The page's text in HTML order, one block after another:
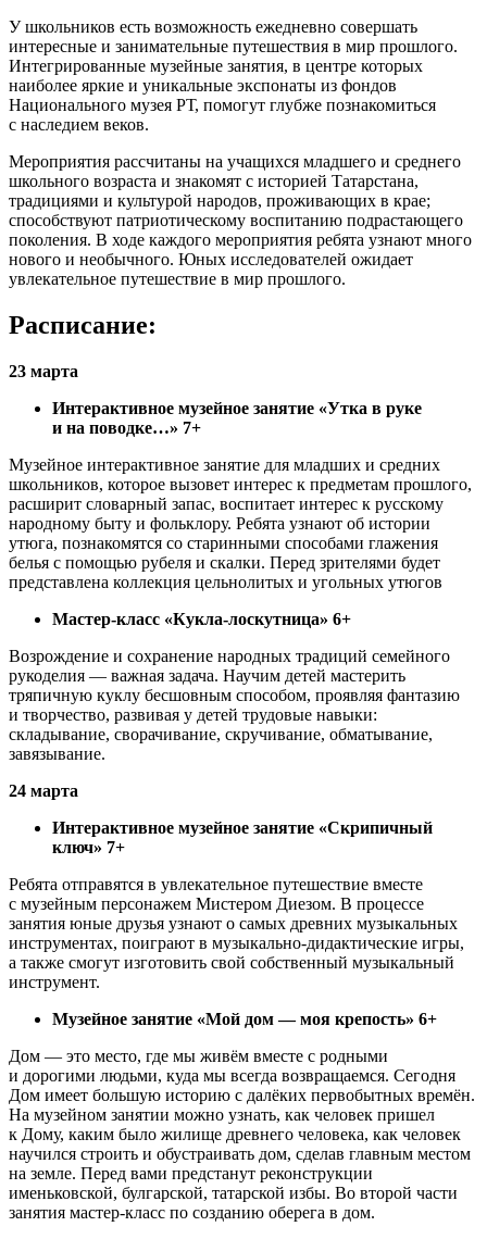
У школьников есть возможность ежедневно совершать
интересные и занимательные путешествия в мир прошлого.
Интегрированные музейные занятия, в центре которых
наиболее яркие и уникальные экспонаты из фондов
Национального музея РТ, помогут глубже познакомиться
с наследием веков.
Мероприятия рассчитаны на учащихся младшего и среднего
школьного возраста и знакомят с историей Татарстана,
традициями и культурой народов, проживающих в крае;
способствуют патриотическому воспитанию подрастающего
поколения. В ходе каждого мероприятия ребята узнают много
нового и необычного. Юных исследователей ожидает
увлекательное путешествие в мир прошлого.
Расписание:
23 марта
Интерактивное музейное занятие «Утка в руке
и на поводке…» 7+
Музейное интерактивное занятие для младших и средних
школьников, которое вызовет интерес к предметам прошлого,
расширит словарный запас, воспитает интерес к русскому
народному быту и фольклору. Ребята узнают об истории
утюга, познакомятся со старинными способами глажения
белья с помощью рубеля и скалки. Перед зрителями будет
представлена коллекция цельнолитых и угольных утюгов
Мастер-класс «Кукла-лоскутница» 6+
Возрождение и сохранение народных традиций семейного
рукоделия — важная задача. Научим детей мастерить
тряпичную куклу бесшовным способом, проявляя фантазию
и творчество, развивая у детей трудовые навыки:
складывание, сворачивание, скручивание, обматывание,
завязывание.
24 марта
Интерактивное музейное занятие «Скрипичный
ключ» 7+
Ребята отправятся в увлекательное путешествие вместе
с музейным персонажем Мистером Диезом. В процессе
занятия юные друзья узнают о самых древних музыкальных
инструментах, поиграют в музыкально-дидактические игры,
а также смогут изготовить свой собственный музыкальный
инструмент.
Музейное занятие «Мой дом — моя крепость» 6+
Дом — это место, где мы живём вместе с родными
и дорогими людьми, куда мы всегда возвращаемся. Сегодня
Дом имеет большую историю с далёких первобытных времён.
На музейном занятии можно узнать, как человек пришел
к Дому, каким было жилище древнего человека, как человек
научился строить и обустраивать дом, сделав главным местом
на земле. Перед вами предстанут реконструкции
именьковской, булгарской, татарской избы. Во второй части
занятия мастер-класс по созданию оберега в дом.